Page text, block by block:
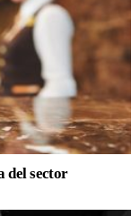
del sector